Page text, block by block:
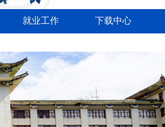
就业工作 下载中心